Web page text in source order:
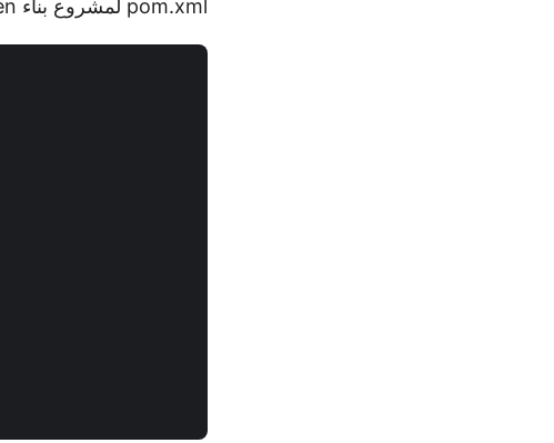
pom.xml لمشروع بناء maven الخاص بك حتى يمكن إضافة aspose-html.jar إلى المشروع: